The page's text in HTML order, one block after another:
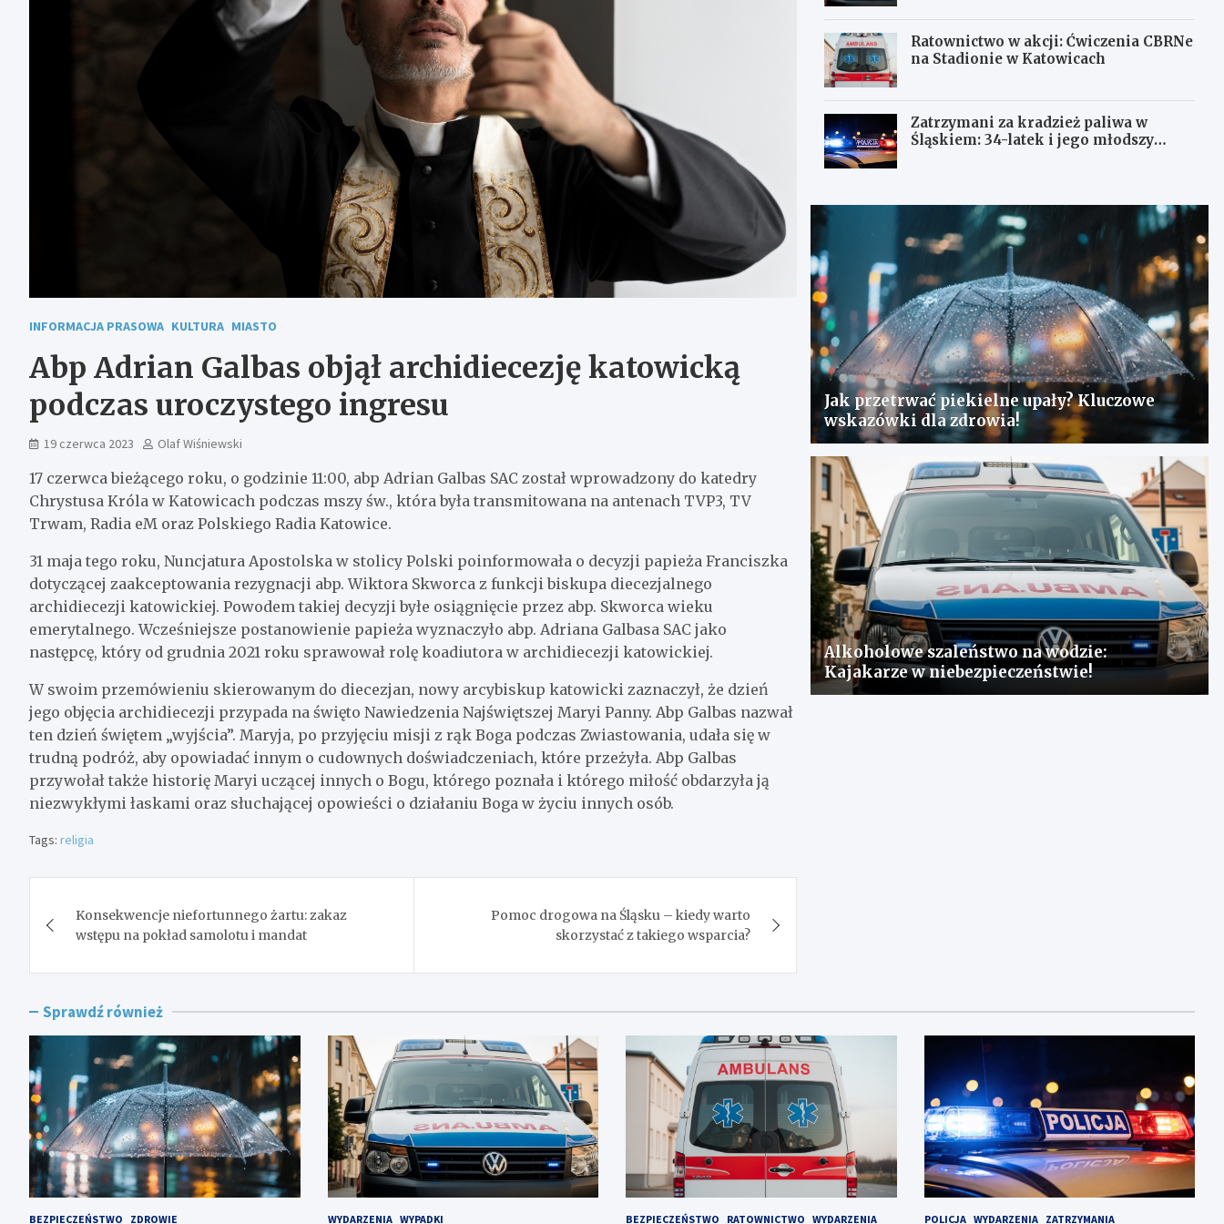
INFORMACJA PRASOWA KULTURA MIASTO
Abp Adrian Galbas objął archidiecezję katowicką
podczas uroczystego ingresu
19 czerwca 2023 Olaf Wiśniewski
17 czerwca bieżącego roku, o godzinie 11:00, abp Adrian Galbas SAC został wprowadzony do katedry
Chrystusa Króla w Katowicach podczas mszy św., która była transmitowana na antenach TVP3, TV
Trwam, Radia eM oraz Polskiego Radia Katowice.
31 maja tego roku, Nuncjatura Apostolska w stolicy Polski poinformowała o decyzji papieża Franciszka
dotyczącej zaakceptowania rezygnacji abp. Wiktora Skworca z funkcji biskupa diecezjalnego
archidiecezji katowickiej. Powodem takiej decyzji byłe osiągnięcie przez abp. Skworca wieku
emerytalnego. Wcześniejsze postanowienie papieża wyznaczyło abp. Adriana Galbasa SAC jako
następcę, który od grudnia 2021 roku sprawował rolę koadiutora w archidiecezji katowickiej.
W swoim przemówieniu skierowanym do diecezjan, nowy arcybiskup katowicki zaznaczył, że dzień
jego objęcia archidiecezji przypada na święto Nawiedzenia Najświętszej Maryi Panny. Abp Galbas nazwał
ten dzień świętem „wyjścia”. Maryja, po przyjęciu misji z rąk Boga podczas Zwiastowania, udała się w
trudną podróż, aby opowiadać innym o cudownych doświadczeniach, które przeżyła. Abp Galbas
przywołał także historię Maryi uczącej innych o Bogu, którego poznała i którego miłość obdarzyła ją
niezwykłymi łaskami oraz słuchającej opowieści o działaniu Boga w życiu innych osób.
Tags: religia
wpisu
Konsekwencje niefortunnego żartu: zakaz
wstępu na pokład samolotu i mandat
Pomoc drogowa na Śląsku – kiedy warto
skorzystać z takiego wsparcia?
Ratownictwo w akcji: Ćwiczenia CBRNe
na Stadionie w Katowicach
Zatrzymani za kradzież paliwa w
Śląskiem: 34-latek i jego młodszy
Jak przetrwać piekielne upały? Kluczowe
wskazówki dla zdrowia!
Alkoholowe szaleństwo na wodzie:
Kajakarze w niebezpieczeństwie!
Sprawdź również
BEZPIECZEŃSTWO ZDROWIE WYDARZENIA WYPADKI BEZPIECZEŃSTWO RATOWNICTWO WYDARZENIA POLICJA WYDARZENIA ZATRZYMANIA